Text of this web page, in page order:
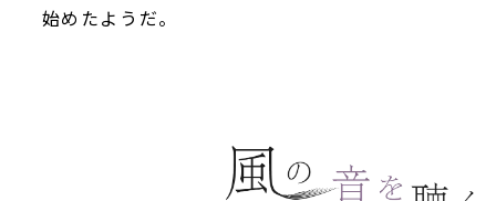
始めたようだ。